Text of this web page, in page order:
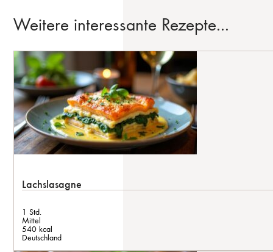
Weitere interessante Rezepte...
Lachslasagne
1 Std.
Mittel
540 kcal
Deutschland